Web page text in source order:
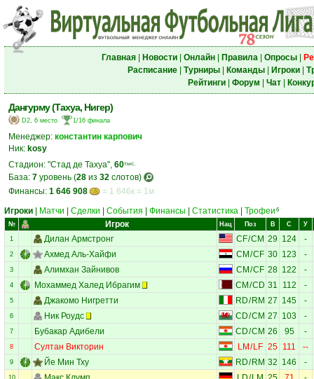
Главная| Новости| Онлайн| Правила| Опросы|
Расписание| Турниры| Команды| Игроки|
Рейтинги| Форум Чат|
Дангурму (Тахуа, Нигер)
D2, 6 место 1/16 финала
Менеджер: константин карпович
Ник: kosy
Стадион: "Стад де Тахуа", 60тыс.
База: 7 уровень (28 из 32 слотов)
Финансы: 1 646 908
= 1 646к = 1м
Игроки
Матчи Сделки События Финансы Статистика Трофеи 6
№ Игрок Нац Поз В С У
1 Дилан Армстронг CF/CM 29 124 -
2 Ахмед Аль-Хайфи CM /CF 30 123 -
3 Алимхан Зайнивов CM /CF 28 122 -
4 Мохаммед Халед Ибрагим CM /CD 31 112 -
5 Джакомо Нигретти RD/ RM 27 145 -
6 Ник Роудс CD/CM 27 103 -
7 Бубакар Адибели CD/CM 26 95 -
8 Султан Викторин LM / LF 25 111 --
9 Йе Мин Тху RD/ RM 32 146 -
10